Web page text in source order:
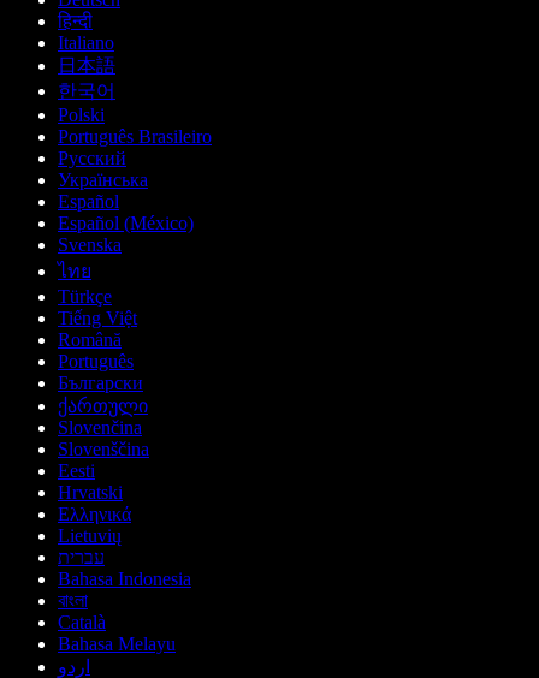
हिन्दी
Italiano
日本語
한국어
Polski
Português Brasileiro
Русский
Українська
Español
Español (México)
Svenska
ไทย
Türkçe
Tiếng Việt
Română
Português
Български
ქართული
Slovenčina
Slovenščina
Eesti
Hrvatski
Ελληνικά
Lietuvių
עברית
Bahasa Indonesia
বাংলা
Català
Bahasa Melayu
اردو